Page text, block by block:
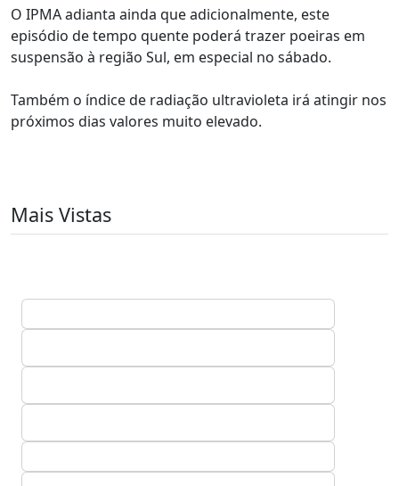
O IPMA adianta ainda que adicionalmente, este
episódio de tempo quente poderá trazer poeiras em
suspensão à região Sul, em especial no sábado.
Também o índice de radiação ultravioleta irá atingir nos
próximos dias valores muito elevado.
Mais Vistas